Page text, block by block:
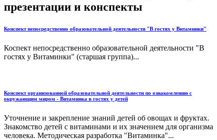
презентации и конспекты
Конспект непосредственно образовательной деятельности "В гостях у Витаминки"
Коспект непосредственно образовательной деятельности "В
гостях у Витаминки" (старшая группа)...
Конспект организованной образовательной деятельности по ознакомлению с
окружающим миром - Витаминка в гостях у детей
Уточнение и закрепление знаний детей об овощах и фруктах.
Знакомство детей с витаминами и их значением для организма
человека. Методическая разработка "Витаминка"...